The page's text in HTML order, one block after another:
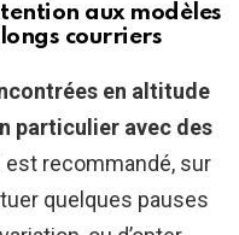
aux modèles
courriers
en altitude
particulier avec des
est recommandé, sur
quelques pauses